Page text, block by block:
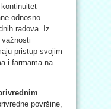
odnosno
radova. Iz
važnosti
pristup svojim
i farmama na
površine,